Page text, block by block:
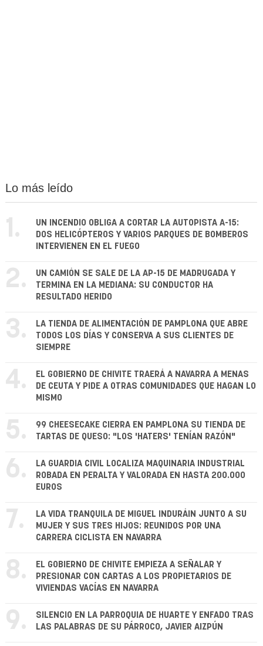
Lo más leído
1.
UN INCENDIO OBLIGA A CORTAR LA AUTOPISTA A-15:
DOS HELICÓPTEROS Y VARIOS PARQUES DE BOMBEROS
INTERVIENEN EN EL FUEGO
2.
UN CAMIÓN SE SALE DE LA AP-15 DE MADRUGADA Y
TERMINA EN LA MEDIANA: SU CONDUCTOR HA
RESULTADO HERIDO
3.
LA TIENDA DE ALIMENTACIÓN DE PAMPLONA QUE ABRE
TODOS LOS DÍAS Y CONSERVA A SUS CLIENTES DE
SIEMPRE
4.
EL GOBIERNO DE CHIVITE TRAERÁ A NAVARRA A MENAS
DE CEUTA Y PIDE A OTRAS COMUNIDADES QUE HAGAN LO
MISMO
5.
99 CHEESECAKE CIERRA EN PAMPLONA SU TIENDA DE
TARTAS DE QUESO: "LOS 'HATERS' TENÍAN RAZÓN"
6.
LA GUARDIA CIVIL LOCALIZA MAQUINARIA INDUSTRIAL
ROBADA EN PERALTA Y VALORADA EN HASTA 200.000
EUROS
7.
LA VIDA TRANQUILA DE MIGUEL INDURÁIN JUNTO A SU
MUJER Y SUS TRES HIJOS: REUNIDOS POR UNA
CARRERA CICLISTA EN NAVARRA
8.
EL GOBIERNO DE CHIVITE EMPIEZA A SEÑALAR Y
PRESIONAR CON CARTAS A LOS PROPIETARIOS DE
VIVIENDAS VACÍAS EN NAVARRA
9.
SILENCIO EN LA PARROQUIA DE HUARTE Y ENFADO TRAS
LAS PALABRAS DE SU PÁRROCO, JAVIER AIZPÚN